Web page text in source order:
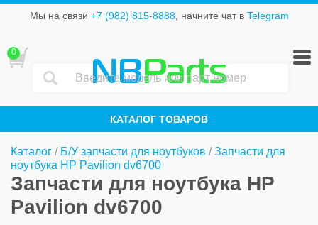
Мы на связи +7 (982) 815-8888, начните чат в Telegram
NBParts
КАТАЛОГ ТОВАРОВ
0
Каталог / Б/У запчасти для ноутбуков /Запчасти для
ноутбука HP Pavilion dv6700
Запчасти для ноутбука HP
Pavilion dv6700